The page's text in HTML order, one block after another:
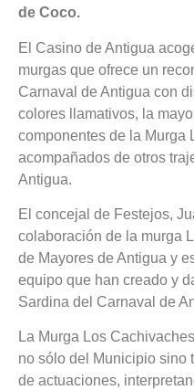
de Coco.
El Casino de Antigua
murgas que ofrece un
Carnaval de Antigua con
colores llamativos, la
componentes de la Murga
acompañados de otros
Antigua.
El concejal de Festejos,
colaboración de la murga
de Mayores de Antigua y
equipo que han creado y
Sardina del Carnaval de
La Murga Los
no sólo del Municipio sino
de actuaciones,